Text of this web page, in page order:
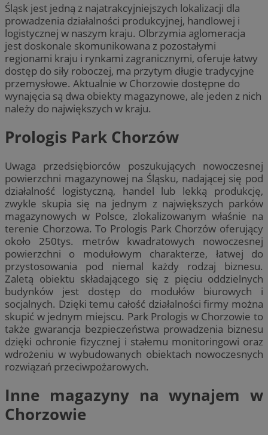
Śląsk jest jedną z najatrakcyjniejszych lokalizacji dla
prowadzenia działalności produkcyjnej, handlowej i
logistycznej w naszym kraju. Olbrzymia aglomeracja
jest doskonale skomunikowana z pozostałymi
regionami kraju i rynkami zagranicznymi, oferuje łatwy
dostęp do siły roboczej, ma przytym długie tradycyjne
przemysłowe. Aktualnie w Chorzowie dostępne do
wynajęcia są dwa obiekty magazynowe, ale jeden z nich
należy do największych w kraju.
Prologis Park Chorzów
Uwaga przedsiębiorców poszukujących nowoczesnej
powierzchni magazynowej na Śląsku, nadającej się pod
działalność logistyczną, handel lub lekką produkcję,
zwykle skupia się na jednym z największych parków
magazynowych w Polsce, zlokalizowanym właśnie na
terenie Chorzowa. To Prologis Park Chorzów oferujący
około 250tys. metrów kwadratowych nowoczesnej
powierzchni o modułowym charakterze, łatwej do
przystosowania pod niemal każdy rodzaj biznesu.
Zaletą obiektu składającego się z pięciu oddzielnych
budynków jest dostęp do modułów biurowych i
socjalnych. Dzięki temu całość działalności firmy można
skupić w jednym miejscu. Park Prologis w Chorzowie to
także gwarancja bezpieczeństwa prowadzenia biznesu
dzięki ochronie fizycznej i stałemu monitoringowi oraz
wdrożeniu w wybudowanych obiektach nowoczesnych
rozwiązań przeciwpożarowych.
Inne magazyny na wynajem w
Chorzowie